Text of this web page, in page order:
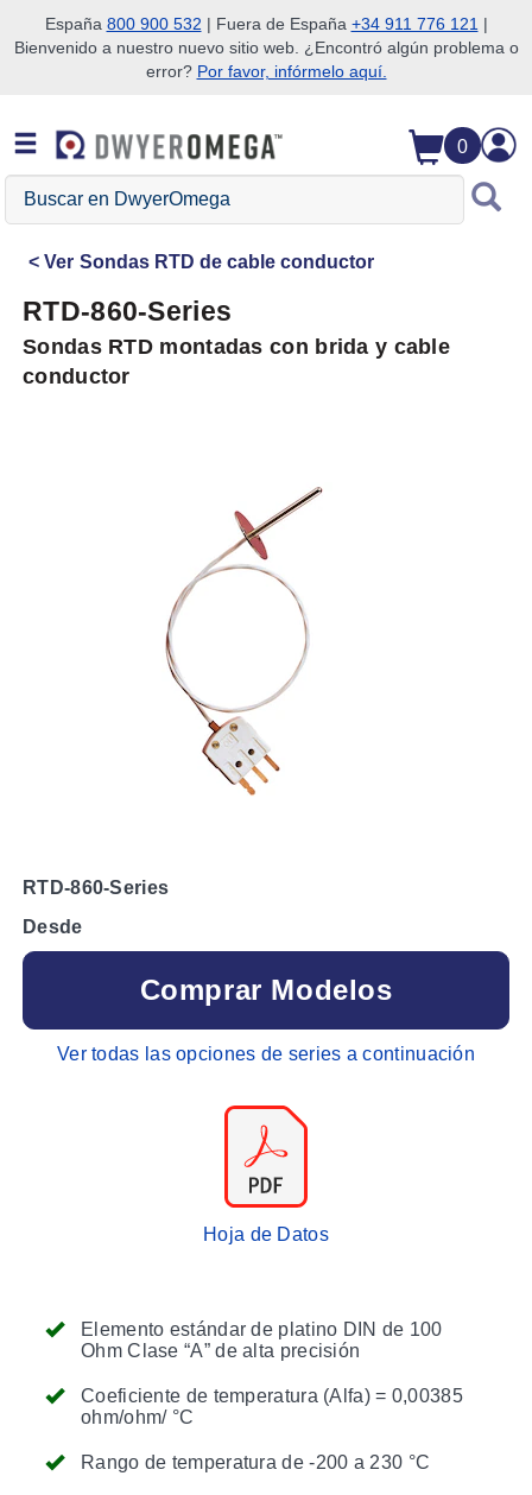
Saltar a la búsqueda
Saltar al contenido principal
Saltar a la navegación
España 800 900 532 | Fuera de España +34 911 776 121 |
Bienvenido a nuestro nuevo sitio web. ¿Encontró algún problema o
error? Por favor, infórmelo aquí.
0
Buscar
DwyerOmega
Ver Sondas RTD de cable conductor
RTD-860-Series
Sondas RTD montadas con brida y cable
conductor
Elemento estándar de platino DIN de 100
Ohm Clase “A” de alta precisión
Coeficiente de temperatura (Alfa) = 0,00385
ohm/ohm/ °C
Rango de temperatura de -200 a 230 °C
RTD-860-Series
Desde
Comprar Modelos
Ver todas las opciones de series a continuación
Hoja de Datos